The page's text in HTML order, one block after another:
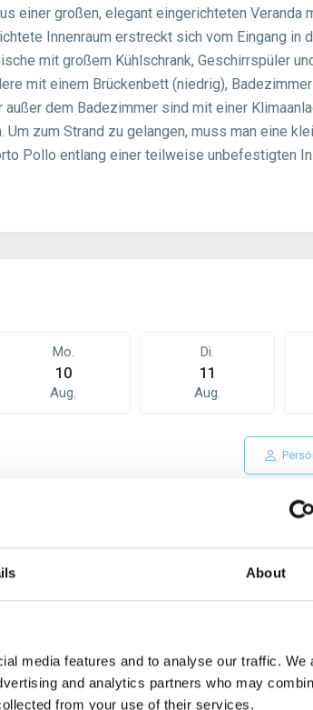
About
media features and to analyse our traffic. We
and analytics partners who may
from your use of their services.
einer großen, elegant eingerichteten Veranda
Innenraum erstreckt sich vom Eingang in
mit großem Kühlschrank, Geschirrspüler
mit einem Brückenbett (niedrig),
dem Badezimmer sind mit einer
zum Strand zu gelangen, muss man eine
Pollo entlang einer teilweise unbefestigten
Mo.
10
Aug.
Di.
11
Aug.